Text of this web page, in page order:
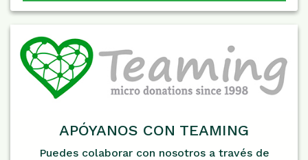
APÓYANOS CON TEAMING
Puedes colaborar con nosotros a través de